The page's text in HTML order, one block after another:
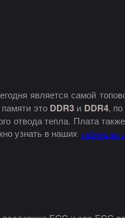
является самой
это DDR3и DDR4,
отвода тепла. Плата
узнать в наших таблицах